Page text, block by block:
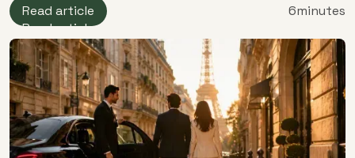
Read article
Read article
6minutes